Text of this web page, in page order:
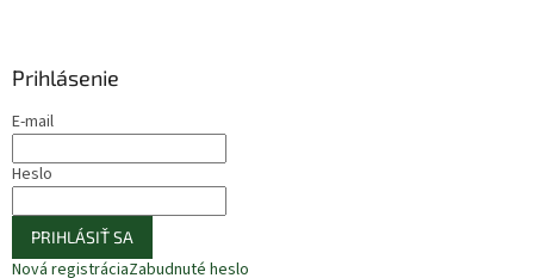
Prihlásenie
E-mail
Heslo
PRIHLÁSIŤ SA
Nová registráciaZabudnuté heslo